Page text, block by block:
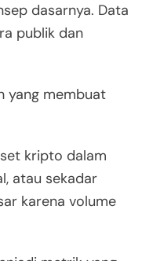
dasarnya. Data
publik dan
yang membuat
kripto dalam
atau sekadar
karena volume